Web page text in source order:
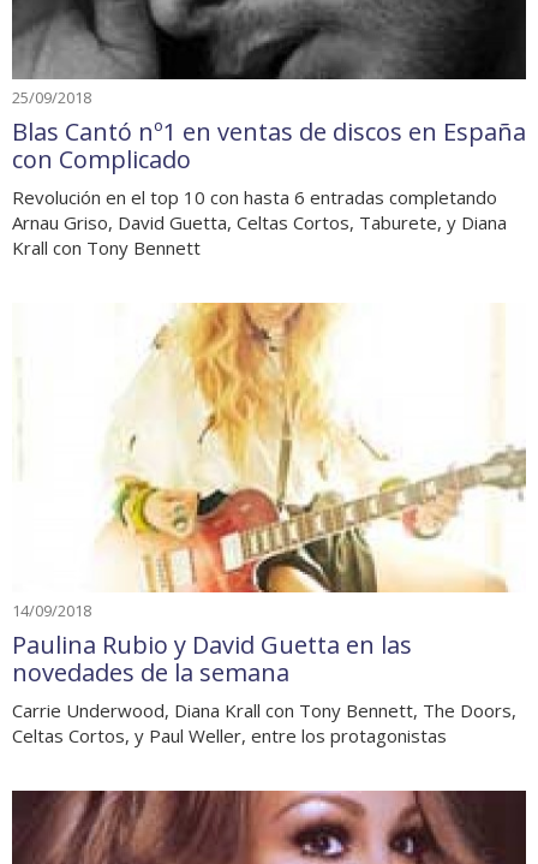
25/09/2018
Blas Cantó nº1 en ventas de discos en España
con Complicado
Revolución en el top 10 con hasta 6 entradas completando
Arnau Griso, David Guetta, Celtas Cortos, Taburete, y Diana
Krall con Tony Bennett
14/09/2018
Paulina Rubio y David Guetta en las
novedades de la semana
Carrie Underwood, Diana Krall con Tony Bennett, The Doors,
Celtas Cortos, y Paul Weller, entre los protagonistas